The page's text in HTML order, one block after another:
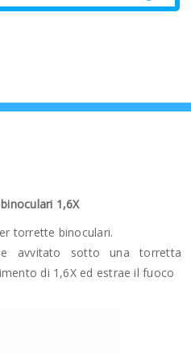
1,6X
torrette binoculari.
avvitato sotto una torretta
di 1,6X ed estrae il fuoco